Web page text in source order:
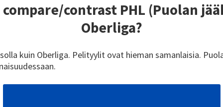
contrast PHL (Puolan
Oberliga?
kuin Oberliga. Pelityylit ovat hieman samanlaisia.